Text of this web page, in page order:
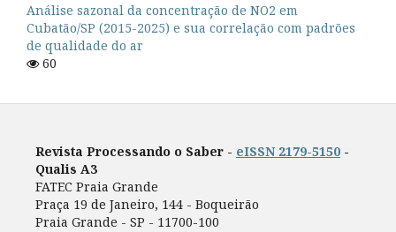
Análise sazonal da concentração de NO2 em
Cubatão/SP (2015-2025) e sua correlação com padrões
de qualidade do ar
60
Revista Processando o Saber - eISSN 2179-5150 -
Qualis A3
FATEC Praia Grande
Praça 19 de Janeiro, 144 - Boqueirão
Praia Grande - SP - 11700-100